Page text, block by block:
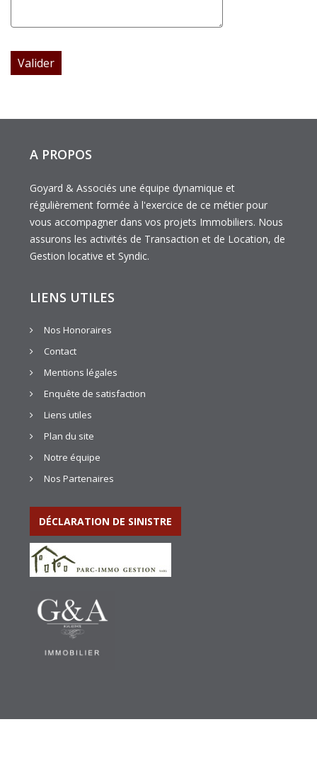
A PROPOS
Goyard & Associés une équipe dynamique et
régulièrement formée à l'exercice de ce métier pour
vous accompagner dans vos projets Immobiliers. Nous
assurons les activités de Transaction et de Location, de
Gestion locative et Syndic.
LIENS UTILES
Nos Honoraires
Contact
Mentions légales
Enquête de satisfaction
Liens utiles
Plan du site
Notre équipe
Nos Partenaires
DÉCLARATION DE SINISTRE